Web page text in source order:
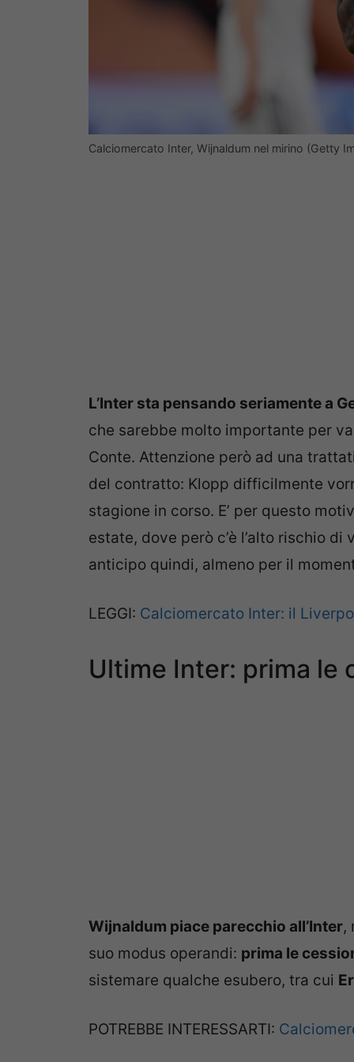
Calciomercato Inter, Wijnaldum nel mirino (Getty
L’Inter sta pensando seriamente a
che sarebbe molto importante per
Conte. Attenzione però ad una
del contratto: Klopp difficilmente
stagione in corso. E’ per questo
estate, dove però c’è l’alto rischio
anticipo quindi, almeno per il
LEGGI: Calciomercato Inter: il
Ultime Inter: prima le
Wijnaldum piace parecchio all’Inter,
suo modus operandi: prima le
sistemare qualche esubero, tra cui
POTREBBE INTERESSARTI: